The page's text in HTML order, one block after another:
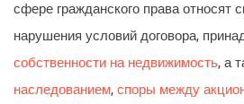
сфере гражданского права относят
нарушения условий договора,
собственности на недвижимость, а
наследованием, споры между